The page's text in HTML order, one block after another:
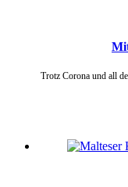
Trotz Corona und all